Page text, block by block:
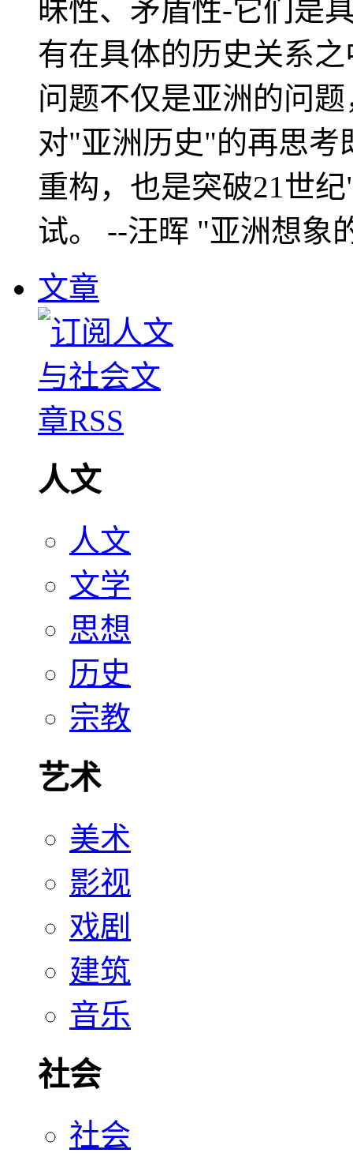
昧性、矛盾性-它们是
有在具体的历史关系
问题不仅是亚洲的问
对"亚洲历史"的再思考
重构，也是突破21世
试。 --汪晖 "亚洲想象
文章
人文
人文
文学
思想
历史
宗教
艺术
美术
影视
戏剧
建筑
音乐
社会
社会